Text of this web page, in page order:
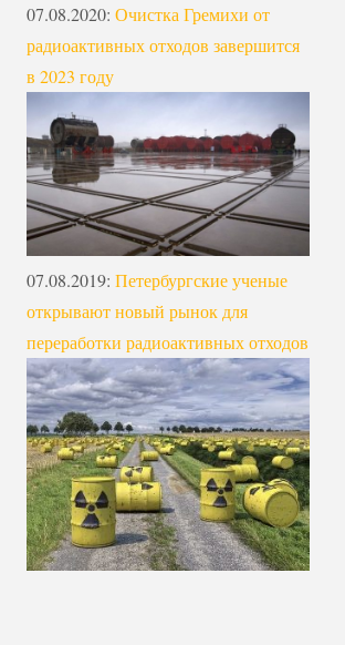
07.08.2020: Очистка Гремихи от
радиоактивных отходов завершится
в 2023 году
07.08.2019: Петербургские ученые
открывают новый рынок для
переработки радиоактивных отходов